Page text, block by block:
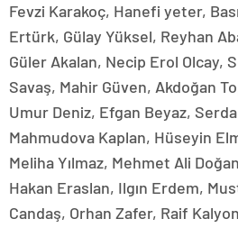
Fevzi Karakoç, Hanefi yeter,
Ertürk, Gülay Yüksel, Reyhan
Güler Akalan, Necip Erol Olcay,
Savaş, Mahir Güven, Akdoğan
Umur Deniz, Efgan Beyaz,
Mahmudova Kaplan, Hüseyin
Meliha Yılmaz, Mehmet Ali
Hakan Eraslan, Ilgın Erdem,
Candaş, Orhan Zafer, Raif